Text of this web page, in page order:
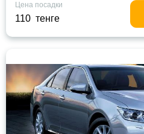
Цена посадки
110 тенге